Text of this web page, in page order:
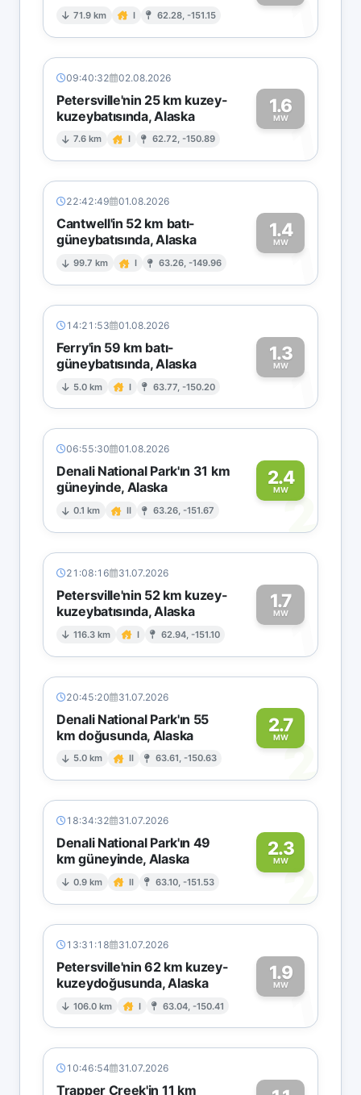
71.9 km I 62.28, -151.15 1
09:40:32 02.08.2026
Petersville'nin 25 km kuzey-
kuzeybatısında, Alaska
7.6 km I 62.72, -150.89
1.6
MW1
22:42:49 01.08.2026
Cantwell'in 52 km batı-
güneybatısında, Alaska
99.7 km I 63.26, -149.96
1.4
MW1
14:21:53 01.08.2026
Ferry'in 59 km batı-
güneybatısında, Alaska
5.0 km I 63.77, -150.20
1.3
MW1
06:55:30 01.08.2026
Denali National Park'ın 31 km
güneyinde, Alaska
0.1 km II 63.26, -151.67
2.4
MW2
21:08:16 31.07.2026
Petersville'nin 52 km kuzey-
kuzeybatısında, Alaska
116.3 km I 62.94, -151.10
1.7
MW1
20:45:20 31.07.2026
Denali National Park'ın 55
km doğusunda, Alaska
5.0 km II 63.61, -150.63
2.7
MW2
18:34:32 31.07.2026
Denali National Park'ın 49
km güneyinde, Alaska
0.9 km II 63.10, -151.53
2.3
MW
2
13:31:18 31.07.2026
Petersville'nin 62 km kuzey-
kuzeydoğusunda, Alaska
106.0 km I 63.04, -150.41
1.9
MW1
10:46:54 31.07.2026
Trapper Creek'in 11 km